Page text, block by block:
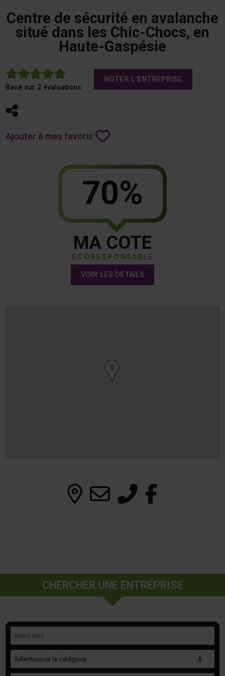
Centre de sécurité en avalanche
situé dans les Chic-Chocs, en
Haute-Gaspésie
5
Basé sur 2 évaluations
NOTER L'ENTREPRISE
Partager
Ajouter à mes favoris
70%
MA COTE
ÉCORESPONSABLE
VOIR LES DÉTAILS
CHERCHER UNE ENTREPRISE